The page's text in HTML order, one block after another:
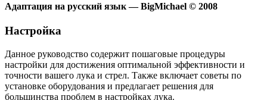
Адаптация на русский язык — BigMichael © 2008
Настройка
Данное руководство содержит пошаговые процедуры
настройки для достижения оптимальной эффективности и
точности вашего лука и стрел. Также включает советы по
установке оборудования и предлагает решения для
большинства проблем в настройках лука.